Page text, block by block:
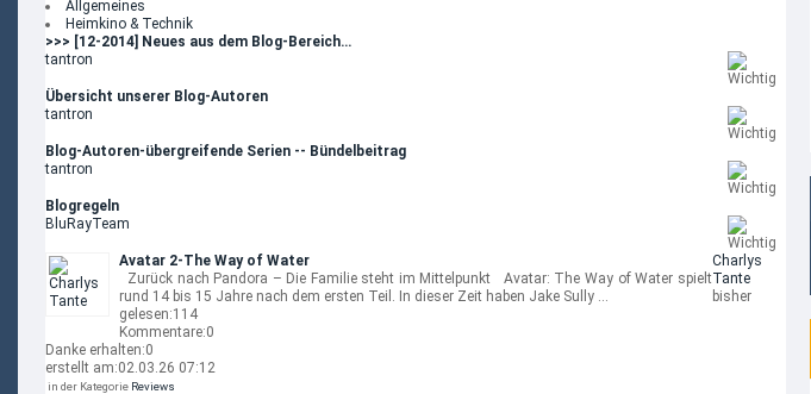
Allgemeines
Heimkino & Technik
>>> [12-2014] Neues aus dem Blog-Bereich…
tantron
Übersicht unserer Blog-Autoren
tantron
Blog-Autoren-übergreifende Serien -- Bündelbeitrag
tantron
Blogregeln
BluRayTeam
Avatar 2-The Way of Water
Zurück nach Pandora – Die Familie steht im Mittelpunkt Avatar: The Way of Water spielt
rund 14 bis 15 Jahre nach dem ersten Teil. In dieser Zeit haben Jake Sully …
Charlys
Tante
bisher
gelesen:114
Kommentare:0
Danke erhalten:0
erstellt am:02.03.26 07:12
in der Kategorie Reviews